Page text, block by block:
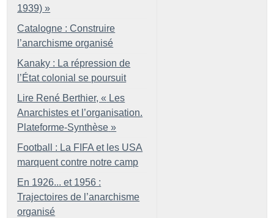
1939) »
Catalogne : Construire
l’anarchisme organisé
Kanaky : La répression de
l’État colonial se poursuit
Lire René Berthier, « Les
Anarchistes et l’organisation.
Plateforme-Synthèse »
Football : La FIFA et les USA
marquent contre notre camp
En 1926... et 1956 :
Trajectoires de l’anarchisme
organisé